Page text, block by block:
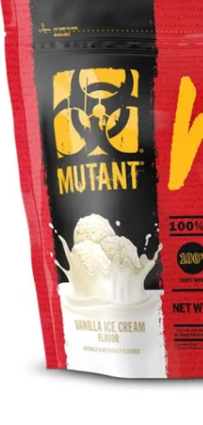
sirutke koji osigurava